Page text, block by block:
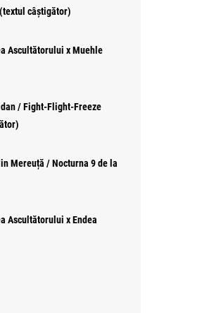
câștigător)
Ascultătorului x Muehle
/ Fight-Flight-Freeze
Mereuță / Nocturna 9 de la
Ascultătorului x Endea